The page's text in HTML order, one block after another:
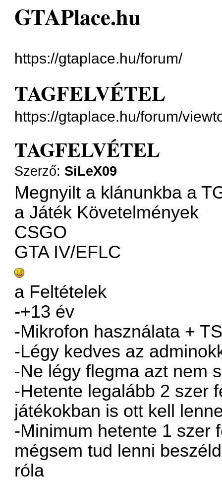
GTAPlace.hu
https://gtaplace.hu/forum/
TAGFELVÉTEL
https://gtaplace.hu/forum/
TAGFELVÉTEL
Szerző: SiLeX09
Megnyilt a klánunkba a
a Játék Követelmények
CSGO
GTA IV/EFLC
a Feltételek
-+13 év
-Mikrofon használata +
-Légy kedves az
-Ne légy flegma azt nem
-Hetente legalább 2 szer
játékokban is ott kell
-Minimum hetente 1 szer
mégsem tud lenni
róla